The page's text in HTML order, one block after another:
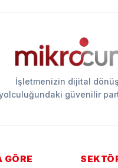
İşletmenizin dijital
güvenilir
GÖRE